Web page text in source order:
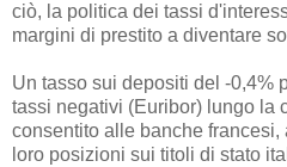
ciò, la politica dei tassi
margini di prestito a diventare
Un tasso sui depositi del -0,4%
tassi negativi (Euribor) lungo la
consentito alle banche
loro posizioni sui titoli di stato